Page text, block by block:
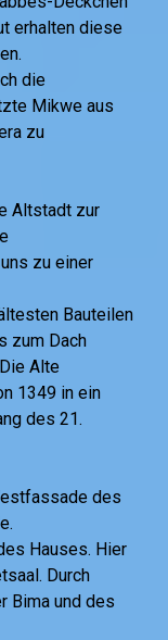
erhalten diese
die
Mikwe aus
zu
Altstadt zur
zu einer
Bauteilen
zum Dach
Alte
1349 in ein
des 21.
des
Hauses. Hier
Durch
Bima und des